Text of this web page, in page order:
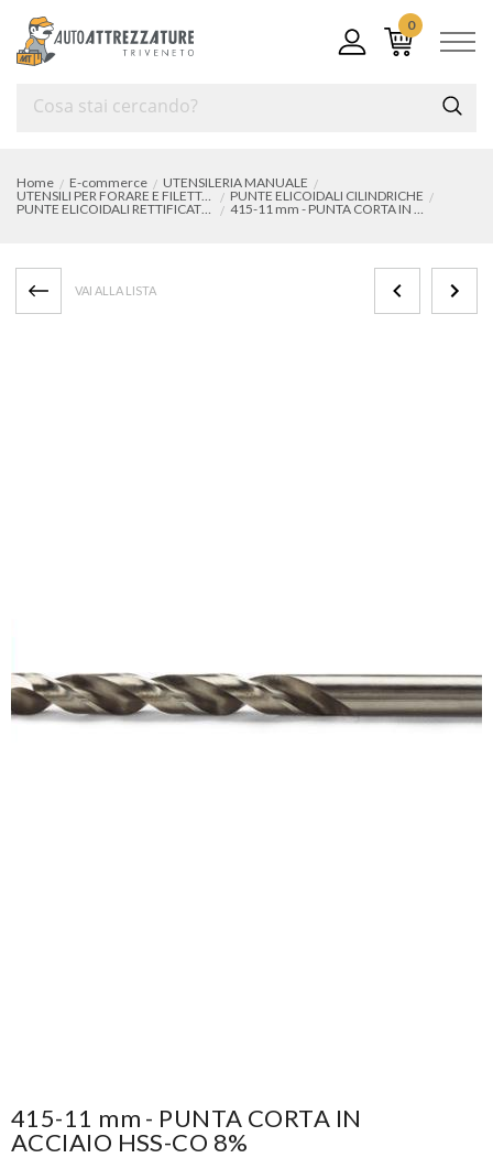
0
Home E-commerce
UTENSILERIA MANUALE
UTENSILI PER FORARE E FILETTARE
PUNTE ELICOIDALI CILINDRICHE
PUNTE ELICOIDALI RETTIFICATE IN ACCIAIO HSS-Co 8%
415-11 mm - PUNTA CORTA IN ACCIAIO HSS-CO 8%
VAI ALLA LISTA
415-11 mm - PUNTA CORTA IN
ACCIAIO HSS-CO 8%